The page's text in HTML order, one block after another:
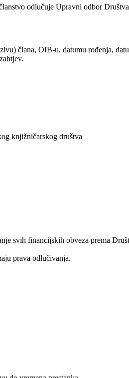
odlučuje Upravni odbor
člana, OIB-u, datumu rođenja,
knjižničarskog društva
svih financijskih obveza prema
prava odlučivanja.